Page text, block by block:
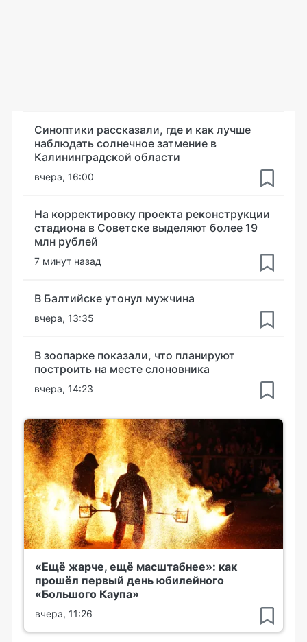
Синоптики рассказали, где и как лучше
наблюдать солнечное затмение в
Калининградской области
вчера, 16:00
На корректировку проекта реконструкции
стадиона в Советске выделяют более 19
млн рублей
7 минут назад
В Балтийске утонул мужчина
вчера, 13:35
В зоопарке показали, что планируют
построить на месте слоновника
вчера, 14:23
«Ещё жарче, ещё масштабнее»: как
прошёл первый день юбилейного
«Большого Каупа»
вчера, 11:26